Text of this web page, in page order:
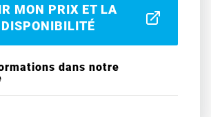
MON PRIX ET LA
DISPONIBILITÉ
dans notre